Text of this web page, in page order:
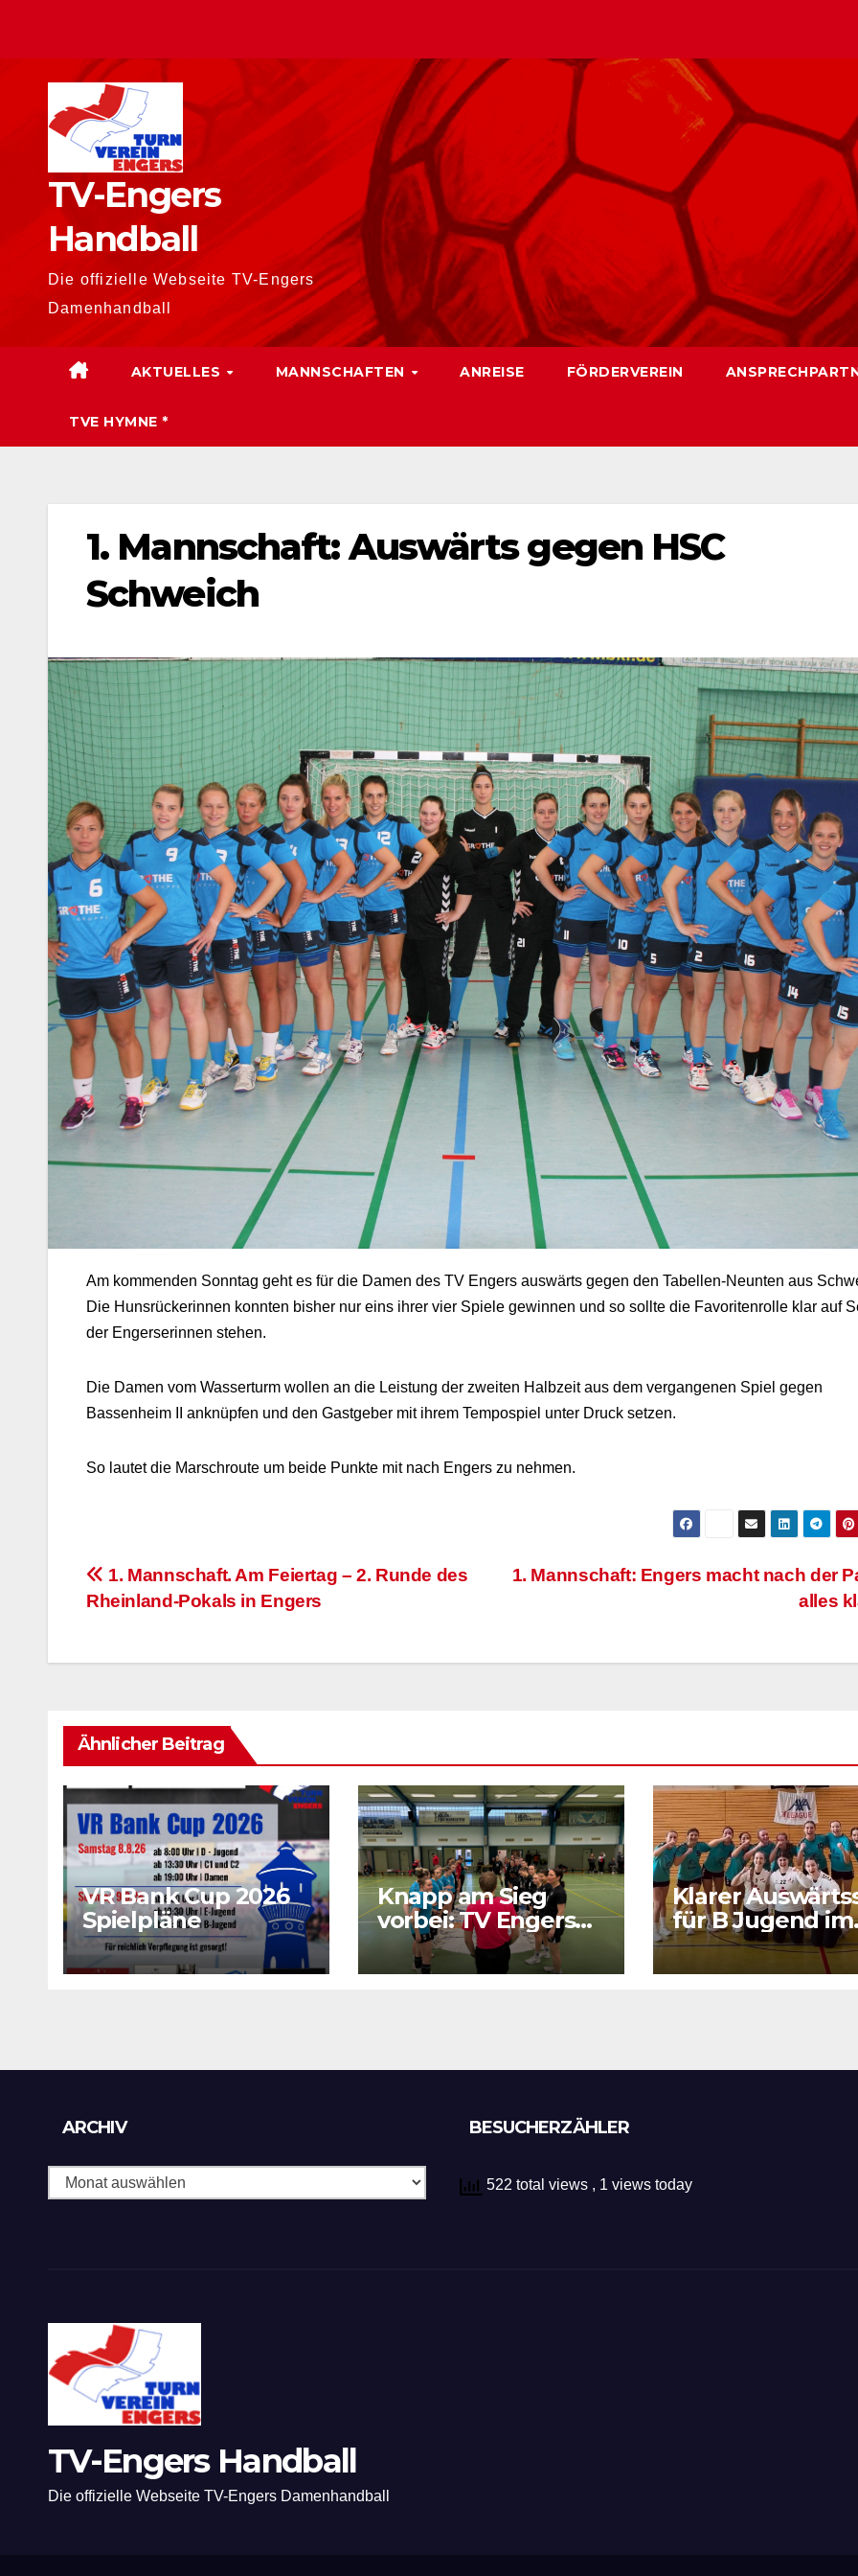
TV-Engers
Handball
Die offizielle Webseite TV-Engers
Damenhandball
AKTUELLES MANNSCHAFTEN ANREISE FÖRDERVEREIN
TVE HYMNE *
1. Mannschaft: Auswärts gegen HSC
Schweich
Am kommenden Sonntag geht es für die Damen des TV Engers auswärts gegen den Tabellen-Neunten aus
Die Hunsrückerinnen konnten bisher nur eins ihrer vier Spiele gewinnen und so sollte die Favoritenrolle klar auf
der Engerserinnen stehen.
Die Damen vom Wasserturm wollen an die Leistung der zweiten Halbzeit aus dem vergangenen Spiel gegen
Bassenheim II anknüpfen und den Gastgeber mit ihrem Tempospiel unter Druck setzen.
So lautet die Marschroute um beide Punkte mit nach Engers zu nehmen.
Beitragsnavigation
1. Mannschaft: Engers macht nach der
alles
1. Mannschaft. Am Feiertag – 2. Runde des
Rheinland-Pokals in Engers
Ähnlicher Beitrag
VR Bank Cup 2026
Spielpläne
Knapp am Sieg
vorbei: TV Engers
sichert sich
wichtigen Punkt
Klarer
für B Jugend im
RPS
in Luxenburg
ARCHIV BESUCHERZÄHLER
522 total views , 1 views today
TV-Engers Handball
Die offizielle Webseite TV-Engers Damenhandball